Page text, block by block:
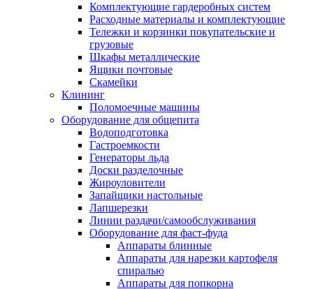
Комплектующие гардеробных систем
Расходные материалы и комплектующие
Тележки и корзинки покупательские и
грузовые
Шкафы металлические
Ящики почтовые
Скамейки
Клининг
Поломоечные машины
Оборудование для общепита
Водоподготовка
Гастроемкости
Генераторы льда
Доски разделочные
Жироуловители
Запайщики настольные
Лапшерезки
Линии раздачи/самообслуживания
Оборудование для фаст-фуда
Аппараты блинные
Аппараты для нарезки картофеля
спиралью
Аппараты для попкорна